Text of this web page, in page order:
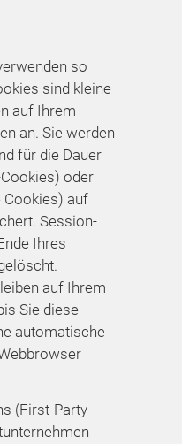
so
sind kleine
auf Ihrem
an. Sie werden
für die Dauer
oder
Cookies) auf
Session-
Ihres
auf Ihrem
Sie diese
automatische
(First-Party-